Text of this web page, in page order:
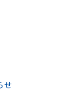
せ